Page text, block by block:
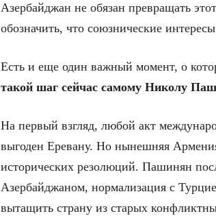
Азербайджан не обязан превращать
обозначить, что союзнические
Есть и еще один важный момент, о
такой шаг сейчас самому Николу
На первый взгляд, любой акт
выгоден Еревану. Но нынешняя
исторических резолюций. Пашинян
Азербайджаном, нормализация с
вытащить страну из старых